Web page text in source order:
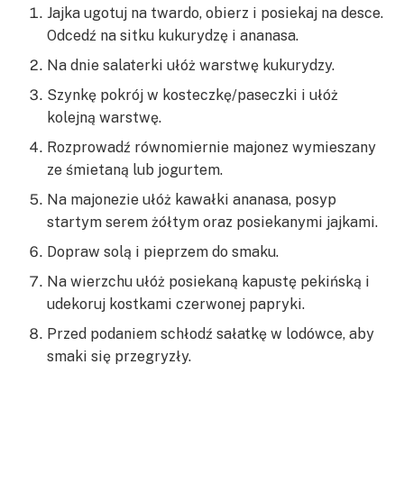
Jajka ugotuj na twardo, obierz i posiekaj na desce.
Odcedź na sitku kukurydzę i ananasa.
Na dnie salaterki ułóż warstwę kukurydzy.
Szynkę pokrój w kosteczkę/paseczki i ułóż
kolejną warstwę.
Rozprowadź równomiernie majonez wymieszany
ze śmietaną lub jogurtem.
Na majonezie ułóż kawałki ananasa, posyp
startym serem żółtym oraz posiekanymi jajkami.
Dopraw solą i pieprzem do smaku.
Na wierzchu ułóż posiekaną kapustę pekińską i
udekoruj kostkami czerwonej papryki.
Przed podaniem schłodź sałatkę w lodówce, aby
smaki się przegryzły.